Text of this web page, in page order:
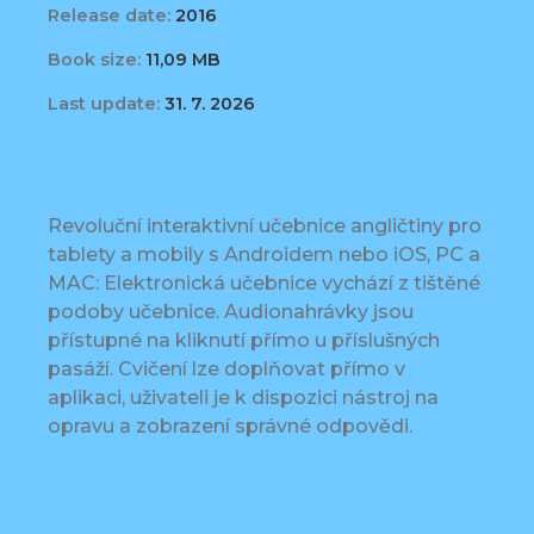
Release date: 2016
Book size: 11,09 MB
Last update: 31. 7. 2026
Revoluční interaktivní učebnice angličtiny pro
tablety a mobily s Androidem nebo iOS, PC a
MAC: Elektronická učebnice vychází z tištěné
podoby učebnice. Audionahrávky jsou
přístupné na kliknutí přímo u příslušných
pasáží. Cvičení lze doplňovat přímo v
aplikaci, uživateli je k dispozici nástroj na
opravu a zobrazení správné odpovědi.